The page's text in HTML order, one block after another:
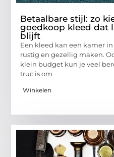
Betaalbare stijl: zo
goedkoop kleed dat
blijft
Een kleed kan een kamer
rustig en gezellig maken.
klein budget kun je veel
truc is om
Winkelen